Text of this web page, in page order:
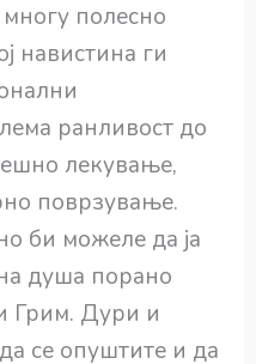
многу полесно
навистина ги
ранливост до
лекување,
поврзување.
би можеле да ја
душа порано
Грим. Дури и
се опуштите и да